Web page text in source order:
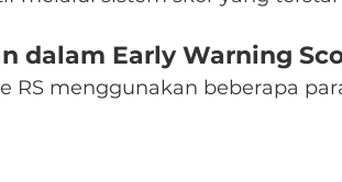
dalam Early Warning
RS menggunakan beberapa